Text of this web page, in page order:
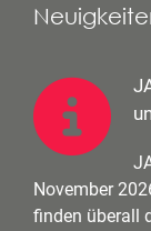
November
finden überall